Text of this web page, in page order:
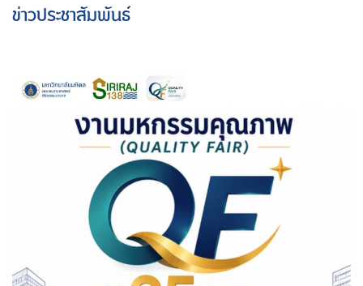
ข่าวประชาสัมพันธ์